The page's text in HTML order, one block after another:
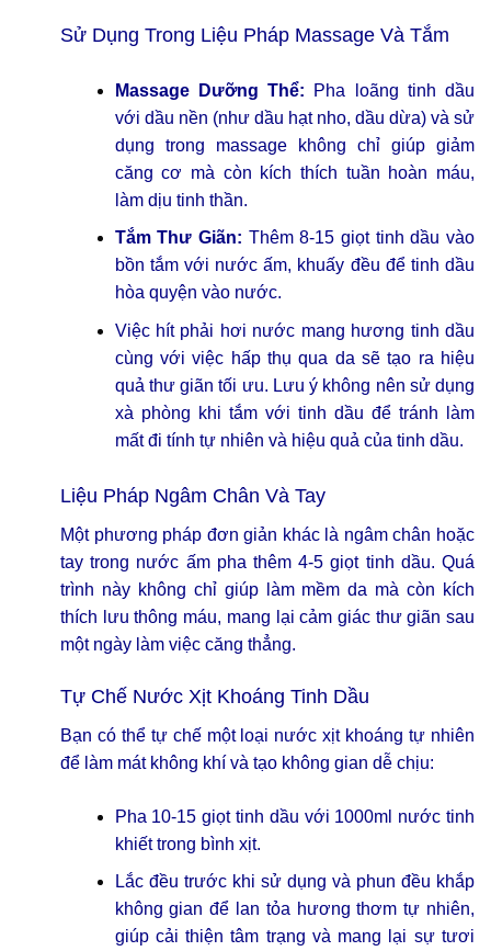
Sử Dụng Trong Liệu Pháp Massage Và Tắm
Massage Dưỡng Thể: Pha loãng tinh dầu
với dầu nền (như dầu hạt nho, dầu dừa) và sử
dụng trong massage không chỉ giúp giảm
căng cơ mà còn kích thích tuần hoàn máu,
làm dịu tinh thần.
Tắm Thư Giãn: Thêm 8-15 giọt tinh dầu vào
bồn tắm với nước ấm, khuấy đều để tinh dầu
hòa quyện vào nước.
Việc hít phải hơi nước mang hương tinh dầu
cùng với việc hấp thụ qua da sẽ tạo ra hiệu
quả thư giãn tối ưu. Lưu ý không nên sử dụng
xà phòng khi tắm với tinh dầu để tránh làm
mất đi tính tự nhiên và hiệu quả của tinh dầu.
Liệu Pháp Ngâm Chân Và Tay
Một phương pháp đơn giản khác là ngâm chân hoặc
tay trong nước ấm pha thêm 4-5 giọt tinh dầu. Quá
trình này không chỉ giúp làm mềm da mà còn kích
thích lưu thông máu, mang lại cảm giác thư giãn sau
một ngày làm việc căng thẳng.
Tự Chế Nước Xịt Khoáng Tinh Dầu
Bạn có thể tự chế một loại nước xịt khoáng tự nhiên
để làm mát không khí và tạo không gian dễ chịu:
Pha 10-15 giọt tinh dầu với 1000ml nước tinh
khiết trong bình xịt.
Lắc đều trước khi sử dụng và phun đều khắp
không gian để lan tỏa hương thơm tự nhiên,
giúp cải thiện tâm trạng và mang lại sự tươi